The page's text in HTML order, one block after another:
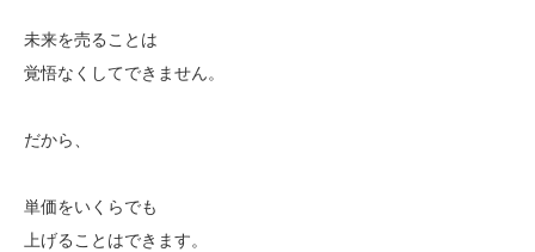
未来を売ることは
覚悟なくしてできません。
だから、
単価をいくらでも
上げることはできます。